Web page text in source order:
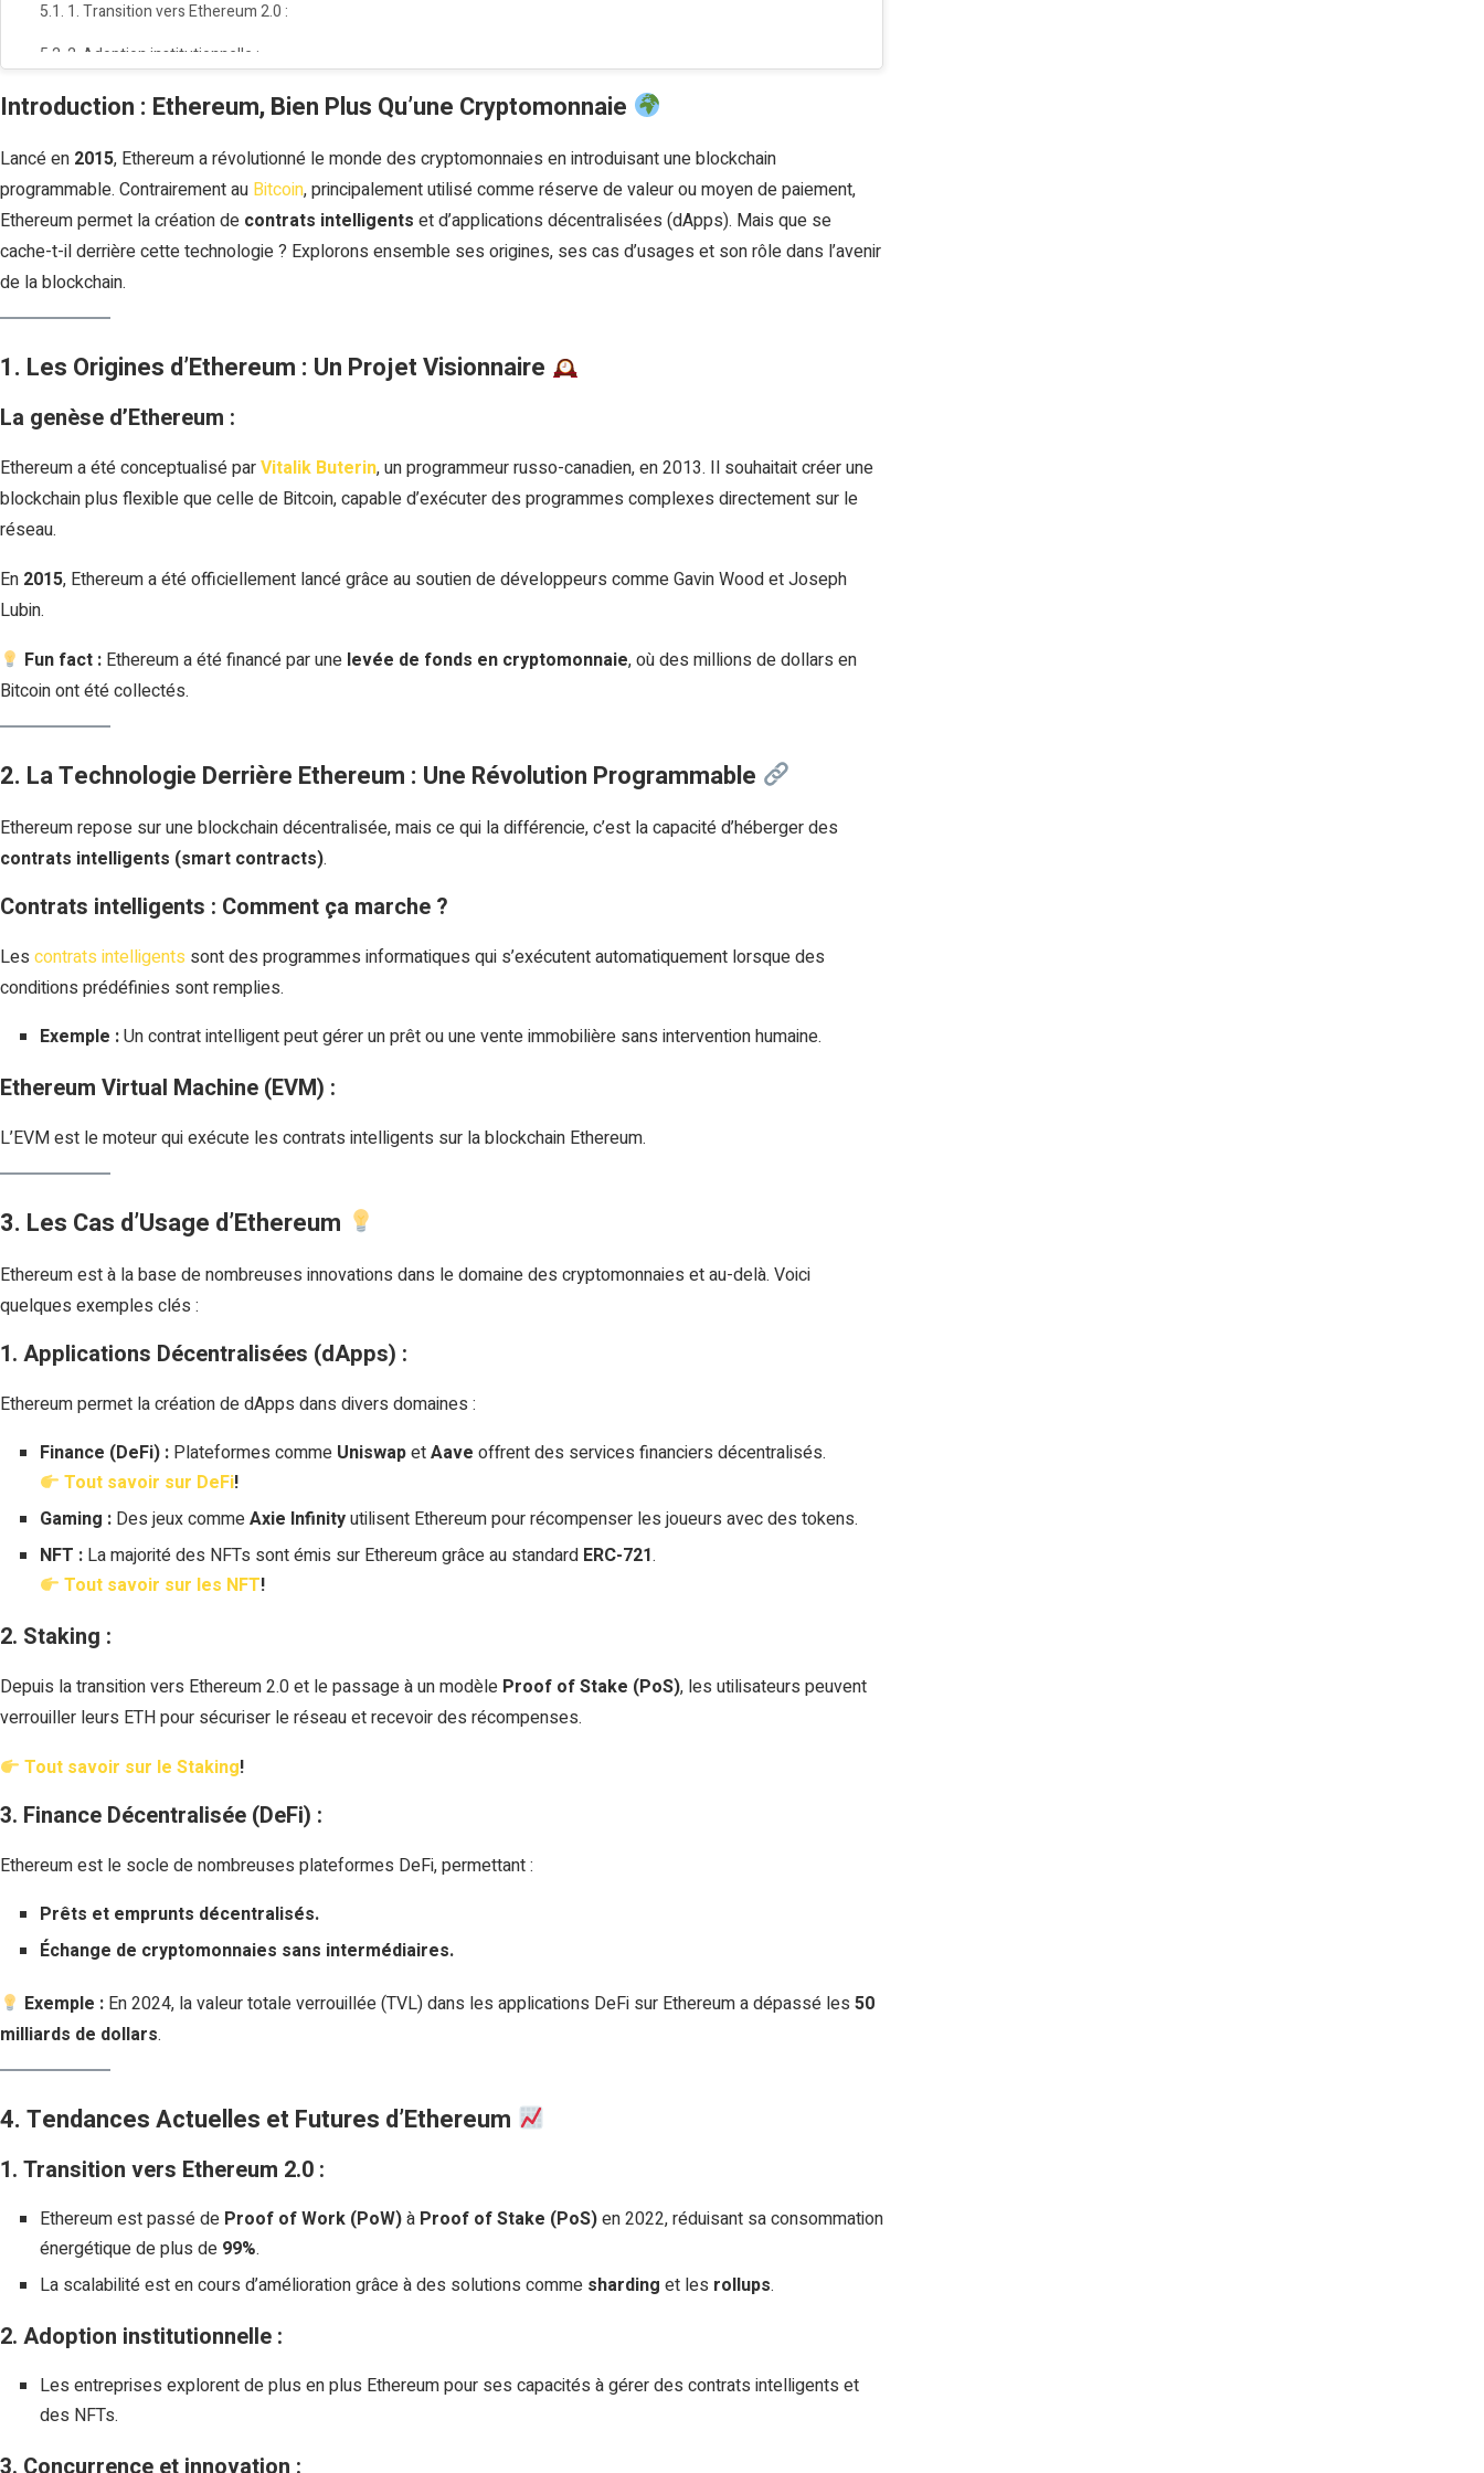
1. Transition vers Ethereum 2.0 :
2. Adoption institutionnelle :
3. Concurrence et innovation :
Avantages :
Limites :
6. Comment Acheter et Utiliser Ethereum ?
Acheter de l’Ether (ETH) :
Utiliser Ethereum :
Conclusion : Ethereum, Une Révolution en Marche
Introduction : Ethereum, Bien Plus Qu’une Cryptomonnaie
Lancé en 2015, Ethereum a révolutionné le monde des cryptomonnaies en introduisant une blockchain
programmable. Contrairement au Bitcoin, principalement utilisé comme réserve de valeur ou moyen de paiement,
Ethereum permet la création de contrats intelligents et d’applications décentralisées (dApps). Mais que se
cache-t-il derrière cette technologie ? Explorons ensemble ses origines, ses cas d’usages et son rôle dans l’avenir
de la blockchain.
1. Les Origines d’Ethereum : Un Projet Visionnaire
La genèse d’Ethereum :
Ethereum a été conceptualisé parVitalik Buterin, un programmeur russo-canadien, en 2013. Il souhaitait créer une
blockchain plus flexible que celle de Bitcoin, capable d’exécuter des programmes complexes directement sur le
réseau.
En 2015, Ethereum a été officiellement lancé grâce au soutien de développeurs comme Gavin Wood et Joseph
Lubin.
Fun fact : Ethereum a été financé par une levée de fonds en cryptomonnaie, où des millions de dollars en
Bitcoin ont été collectés.
2. La Technologie Derrière Ethereum : Une Révolution Programmable
Ethereum repose sur une blockchain décentralisée, mais ce qui la différencie, c’est la capacité d’héberger des
contrats intelligents (smart contracts).
Contrats intelligents : Comment ça marche ?
Les contrats intelligents sont des programmes informatiques qui s’exécutent automatiquement lorsque des
conditions prédéfinies sont remplies.
Exemple :Un contrat intelligent peut gérer un prêt ou une vente immobilière sans intervention humaine.
Ethereum Virtual Machine (EVM) :
L’EVM est le moteur qui exécute les contrats intelligents sur la blockchain Ethereum.
3. Les Cas d’Usage d’Ethereum
Ethereum est à la base de nombreuses innovations dans le domaine des cryptomonnaies et au-delà. Voici
quelques exemples clés :
1. Applications Décentralisées (dApps) :
Ethereum permet la création de dApps dans divers domaines :
Finance (DeFi) : Plateformes comme UniswapetAave offrent des services financiers décentralisés.
Tout savoir sur DeFi!
Gaming : Des jeux commeAxie Infinityutilisent Ethereum pour récompenser les joueurs avec des tokens.
NFT : La majorité des NFTs sont émis sur Ethereum grâce au standard ERC-721.
Tout savoir sur les NFT!
2. Staking :
Depuis la transition vers Ethereum 2.0 et le passage à un modèle Proof of Stake (PoS), les utilisateurs peuvent
verrouiller leurs ETH pour sécuriser le réseau et recevoir des récompenses.
Tout savoir sur le Staking!
3. Finance Décentralisée (DeFi) :
Ethereum est le socle de nombreuses plateformes DeFi, permettant :
Prêts et emprunts décentralisés.
Échange de cryptomonnaies sans intermédiaires.
Exemple : En 2024, la valeur totale verrouillée (TVL) dans les applications DeFi sur Ethereum a dépassé les50
milliards de dollars.
4. Tendances Actuelles et Futures d’Ethereum
1. Transition vers Ethereum 2.0 :
Ethereum est passé de Proof of Work (PoW)à Proof of Stake (PoS)en 2022, réduisant sa consommation
énergétique de plus de 99%.
La scalabilité est en cours d’amélioration grâce à des solutions comme sharding et les rollups.
2. Adoption institutionnelle :
Les entreprises explorent de plus en plus Ethereum pour ses capacités à gérer des contrats intelligents et
des NFTs.